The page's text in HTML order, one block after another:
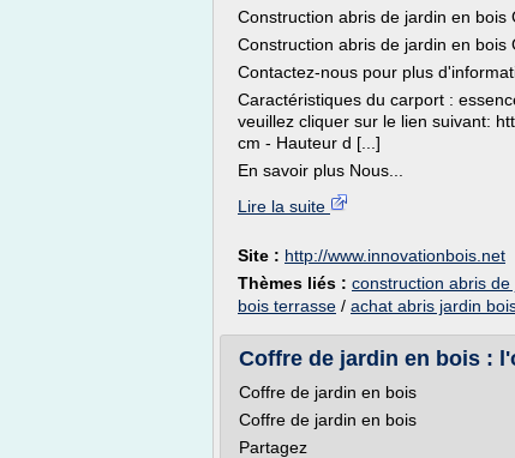
Construction abris de jardin en
Construction abris de jardin en bois
Contactez-nous pour plus
Caractéristiques du carport :
veuillez cliquer sur le lien suivant:
cm - Hauteur d [...]
En savoir plus Nous...
Lire la suite
Site : http://www.innovationbois.net
Thèmes liés : construction abris de
bois terrasse / achat abris jardin
Coffre de jardin en bois :
Coffre de jardin en bois
Coffre de jardin en bois
Partagez